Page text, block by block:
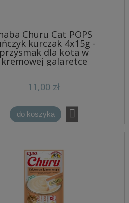
Churu Cat POPS
kurczak 4x15g -
przysmak dla kota w
kremowej galaretce
11,00 zł
do koszyka